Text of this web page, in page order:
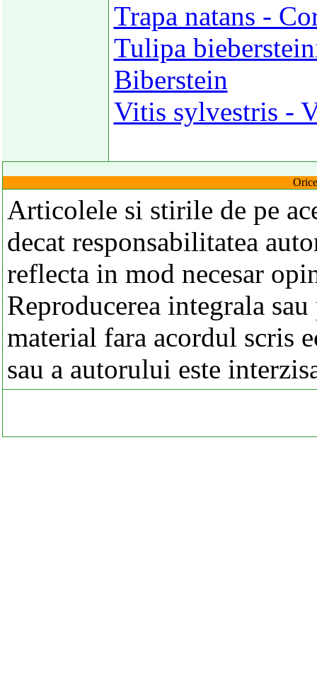
Trapa natans -
Tulipa
Biberstein
Vitis sylvestris -
Articolele si stirile de pe
decat responsabilitatea
reflecta in mod necesar
Reproducerea integrala
material fara acordul scris
sau a autorului este